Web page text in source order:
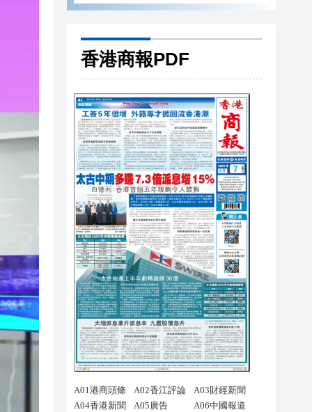
香港商報PDF